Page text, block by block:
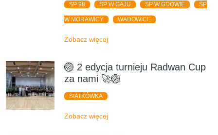
SP 98 SP W GAJU SP W GDOWIE SP
W MORAWICY WADOWICE
Zobacz więcej
🏐 2 edycja turnieju Radwan Cup
za nami 🚀🏐
SIATKÓWKA
Zobacz więcej